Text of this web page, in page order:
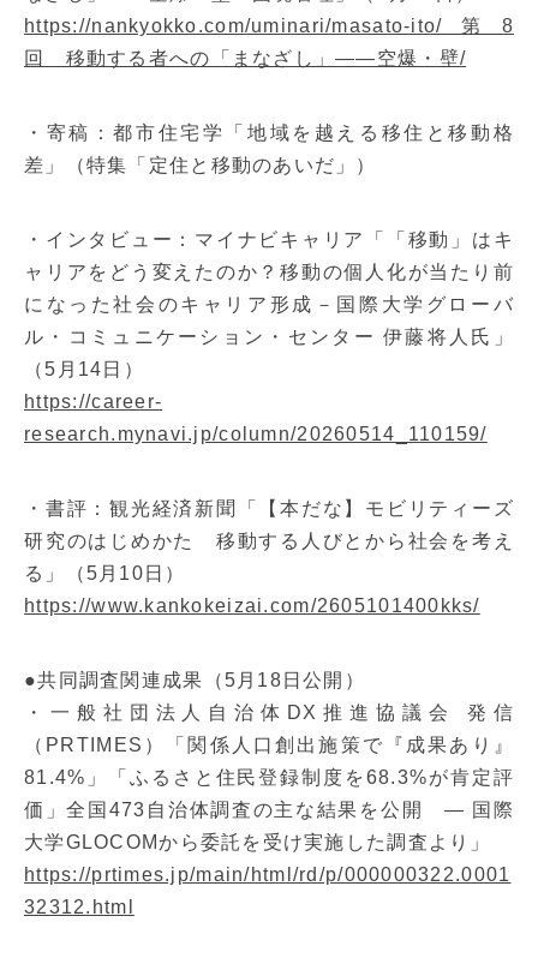
https://nankyokko.com/uminari/masato-ito/第8
回 移動する者への「まなざし」――空爆・壁/
・寄稿：都市住宅学「地域を越える移住と移動格
差」（特集「定住と移動のあいだ」）
・インタビュー：マイナビキャリア「「移動」はキ
ャリアをどう変えたのか？移動の個人化が当たり前
になった社会のキャリア形成－国際大学グローバ
ル・コミュニケーション・センター 伊藤将人氏」
（5月14日）
https://career-
research.mynavi.jp/column/20260514_110159/
・書評：観光経済新聞「【本だな】モビリティーズ
研究のはじめかた 移動する人びとから社会を考え
る」（5月10日）
https://www.kankokeizai.com/2605101400kks/
●共同調査関連成果（5月18日公開）
・一般社団法人自治体DX推進協議会 発信
（PRTIMES）「関係人口創出施策で『成果あり』
81.4%」「ふるさと住民登録制度を68.3%が肯定評
価」全国473自治体調査の主な結果を公開 ― 国際
大学GLOCOMから委託を受け実施した調査より」
https://prtimes.jp/main/html/rd/p/000000322.0001
32312.html